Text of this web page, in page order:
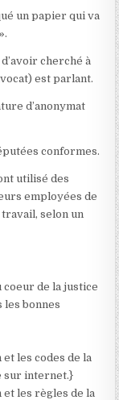
un papier qui va
cherché à
est parlant.
d’anonymat
conformes.
utilisé des
employées de
selon un
coeur de la justice
les bonnes
les codes de la
sur internet.}
et les règles de la